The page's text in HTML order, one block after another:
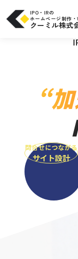
IPO・IRの
ホームページ制作・
クーミル株式
＼大手・中
“
問合せにつながる
サイト設計